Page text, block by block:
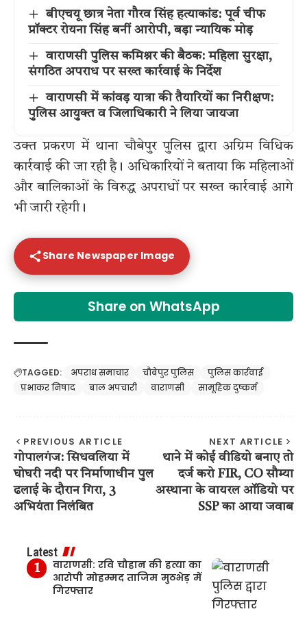
बीएचयू छात्र नेता गौरव सिंह हत्याकांड: पूर्व चीफ
प्रॉक्टर रोयना सिंह बनीं आरोपी, बड़ा न्यायिक मोड़
वाराणसी पुलिस कमिश्नर की बैठक: महिला सुरक्षा,
संगठित अपराध पर सख्त कार्रवाई के निर्देश
वाराणसी में कांवड़ यात्रा की तैयारियों का निरीक्षण:
पुलिस आयुक्त व जिलाधिकारी ने लिया जायजा
उक्त प्रकरण में थाना चौबेपुर पुलिस द्वारा अग्रिम विधिक
कार्रवाई की जा रही है। अधिकारियों ने बताया कि महिलाओं
और बालिकाओं के विरुद्ध अपराधों पर सख्त कार्रवाई आगे
भी जारी रहेगी।
Share Newspaper Image
Share on WhatsApp
TAGGED: अपराध समाचार चौबेपुर पुलिस
पुलिस कार्रवाई
प्रभाकर निषाद
बाल अपचारी वाराणसी सामूहिक दुष्कर्म
PREVIOUS ARTICLE
गोपालगंज: सिधवलिया में
घोघरी नदी पर निर्माणाधीन पुल
ढलाई के दौरान गिरा, 3
अभियंता निलंबित
NEXT ARTICLE
थाने में कोई वीडियो बनाए तो
दर्ज करो FIR, CO सौम्या
अस्थाना के वायरल ऑडियो पर
SSP का आया जवाब
Latest
वाराणसी: रवि चौहान की हत्या का
आरोपी मोहम्मद ताजिम मुठभेड़ में
गिरफ्तार